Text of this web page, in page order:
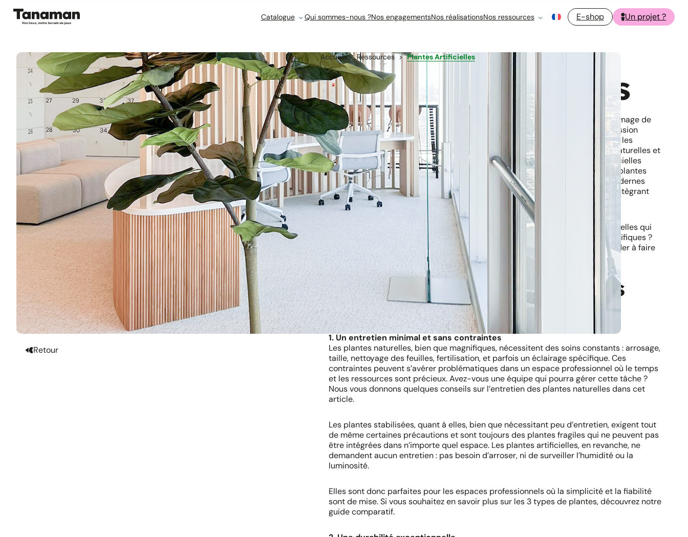
Catalogue Qui sommes-nous ?Nos engagementsNos réalisationsNos ressources E-shop Un projet ?
Retour
Accueil Ressources Plantes Artificielles
Plantes Artificielles
L’esthétique d’un espace professionnel joue un rôle essentiel : il reflète votre image de
marque, influence l’humeur de vos collaborateurs et crée une première impression
mémorable pour vos clients. Parmi les éléments de décoration les plus prisés, les
plantes occupent une place de choix. Entre l’entretien exigeant des plantes naturelles et
le risque de les voir dépérir dans des conditions inadaptées, les plantes artificielles
haut-de-gamme se révèlent être une alternative idéale. Loin des clichés des plantes
artificielles démodées, il est possible aujourd’hui de trouver des créations modernes
avec un rendu visuel bluffant de réalisme, une durabilité exceptionnelle, et s’intègrant
parfaitement à tous types d’environnements.
Pourtant, face à la diversité de l’offre, comment bien choisir les plantes artificielles qui
sublimeront votre espace professionnel tout en répondant à vos besoins spécifiques ?
Dans ce guide complet, nous répondrons à toutes vos questions pour vous aider à faire
un choix éclairé sur les plantes artificielles haut-de-gamme.
Pourquoi choisir des plantes
artificielles ?
1. Un entretien minimal et sans contraintes
Les plantes naturelles, bien que magnifiques, nécessitent des soins constants : arrosage,
taille, nettoyage des feuilles, fertilisation, et parfois un éclairage spécifique. Ces
contraintes peuvent s’avérer problématiques dans un espace professionnel où le temps
et les ressources sont précieux. Avez-vous une équipe qui pourra gérer cette tâche ?
Nous vous donnons quelques conseils sur l’entretien des plantes naturelles dans cet
article.
Les plantes stabilisées, quant à elles, bien que nécessitant peu d’entretien, exigent tout
de même certaines précautions et sont toujours des plantes fragiles qui ne peuvent pas
être intégrées dans n’importe quel espace. Les plantes artificielles, en revanche, ne
demandent aucun entretien : pas besoin d’arroser, ni de surveiller l’humidité ou la
luminosité.
Elles sont donc parfaites pour les espaces professionnels où la simplicité et la fiabilité
sont de mise. Si vous souhaitez en savoir plus sur les 3 types de plantes, découvrez notre
guide comparatif.